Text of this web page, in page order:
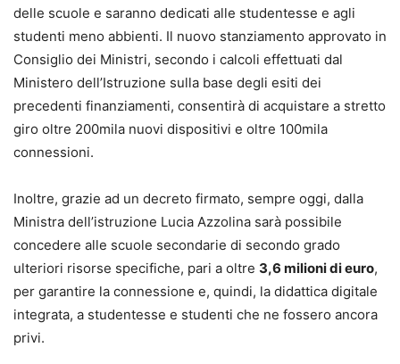
delle scuole e saranno dedicati alle studentesse e agli
studenti meno abbienti. Il nuovo stanziamento approvato in
Consiglio dei Ministri, secondo i calcoli effettuati dal
Ministero dell’Istruzione sulla base degli esiti dei
precedenti finanziamenti, consentirà di acquistare a stretto
giro oltre 200mila nuovi dispositivi e oltre 100mila
connessioni.
Inoltre, grazie ad un decreto firmato, sempre oggi, dalla
Ministra dell’istruzione Lucia Azzolina sarà possibile
concedere alle scuole secondarie di secondo grado
ulteriori risorse specifiche, pari a oltre 3,6 milioni di euro,
per garantire la connessione e, quindi, la didattica digitale
integrata, a studentesse e studenti che ne fossero ancora
privi.